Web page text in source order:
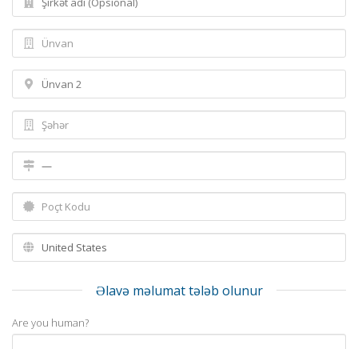
Əlavə məlumat tələb olunur
Are you human?